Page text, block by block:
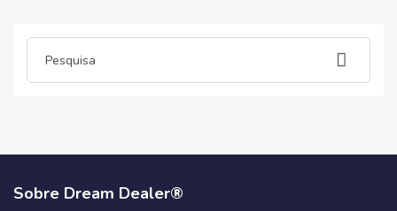
(Português do Brasil)
Sobre Dream Dealer®